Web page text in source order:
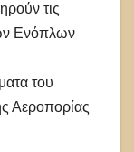
τις
Ενόπλων
του
Αεροπορίας